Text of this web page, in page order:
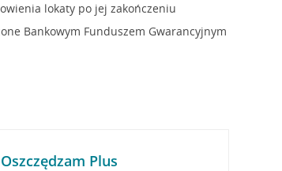
lokaty po jej zakończeniu
Bankowym Funduszem Gwarancyjnym
Plus